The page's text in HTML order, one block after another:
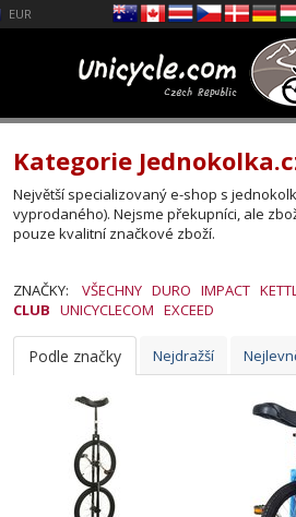
EUR
Kategorie
Největší specializovaný e-shop s
vyprodaného). Nejsme překupníci, ale
pouze kvalitní značkové zboží.
ZNAČKY: VŠECHNY DURO IMPACT
CLUB UNICYCLECOM EXCEED
Podle značky Nejdražší